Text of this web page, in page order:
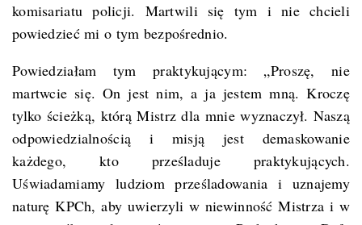
komisariatu policji. Martwili się tym i nie chcieli
powiedzieć mi o tym bezpośrednio.
Powiedziałam tym praktykującym: „Proszę, nie
martwcie się. On jest nim, a ja jestem mną. Kroczę
tylko ścieżką, którą Mistrz dla mnie wyznaczył. Naszą
odpowiedzialnością i misją jest demaskowanie
każdego, kto prześladuje praktykujących.
Uświadamiamy ludziom prześladowania i uznajemy
naturę KPCh, aby uwierzyli w niewinność Mistrza i w